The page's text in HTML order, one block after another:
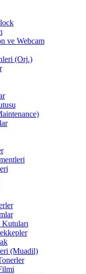
ve Webcam
(Orj.)
(Muadil)